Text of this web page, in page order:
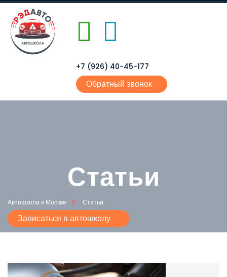
+7 (926) 40-45-177
Обратный звонок
Статьи
Автошкола в Москве Статьи
Записаться в автошколу